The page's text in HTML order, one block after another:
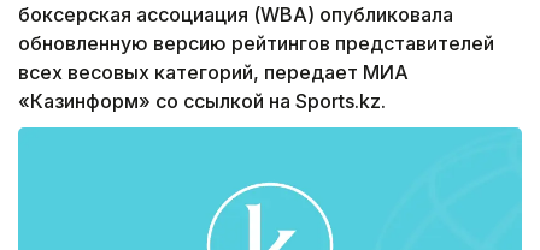
боксерская ассоциация (WBA) опубликовала
обновленную версию рейтингов представителей
всех весовых категорий, передает МИА
«Казинформ» со ссылкой на Sports.kz.